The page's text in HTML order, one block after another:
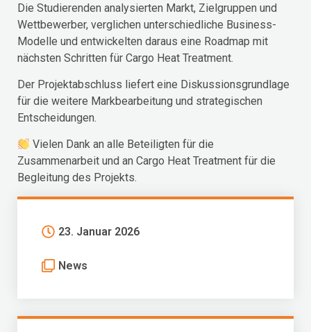
Die Studierenden analysierten Markt, Zielgruppen und
Wettbewerber, verglichen unterschiedliche Business-
Modelle und entwickelten daraus eine Roadmap mit
nächsten Schritten für Cargo Heat Treatment.
Der Projektabschluss liefert eine Diskussionsgrundlage
für die weitere Markbearbeitung und strategischen
Entscheidungen.
Vielen Dank an alle Beteiligten für die
Zusammenarbeit und an Cargo Heat Treatment für die
Begleitung des Projekts.
23. Januar 2026
News